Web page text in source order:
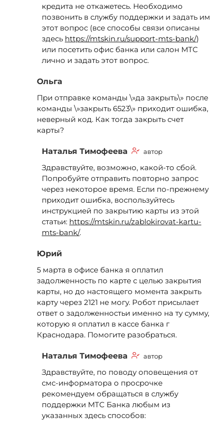
кредита не откажетесь. Необходимо
позвонить в службу поддержки и задать им
этот вопрос (все способы связи описаны
здесь https://mtskin.ru/support-mts-bank/)
или посетить офис банка или салон МТС
лично и задать этот вопрос.
Ольга
При отправке команды \»да закрыть\» после
команды \»закрыть 6523\» приходит ошибка,
неверный код. Как тогда закрыть счет
карты?
Наталья Тимофеева автор
Здравствуйте, возможно, какой-то сбой.
Попробуйте отправить повторно запрос
через некоторое время. Если по-прежнему
приходит ошибка, воспользуйтесь
инструкцией по закрытию карты из этой
статьи: https://mtskin.ru/zablokirovat-kartu-
mts-bank/.
Юрий
5 марта в офисе банка я оплатил
задолженность по карте с целью закрытия
карты, но до настоящего момента закрыть
карту через 2121 не могу. Робот присылает
ответ о задолженностьи именно на ту сумму,
которую я оплатил в кассе банка г
Краснодара. Помогите разобраться.
Наталья Тимофеева автор
Здравствуйте, по поводу оповещения от
смс-информатора о просрочке
рекомендуем обращаться в службу
поддержки МТС Банка любым из
указанных здесь способов: